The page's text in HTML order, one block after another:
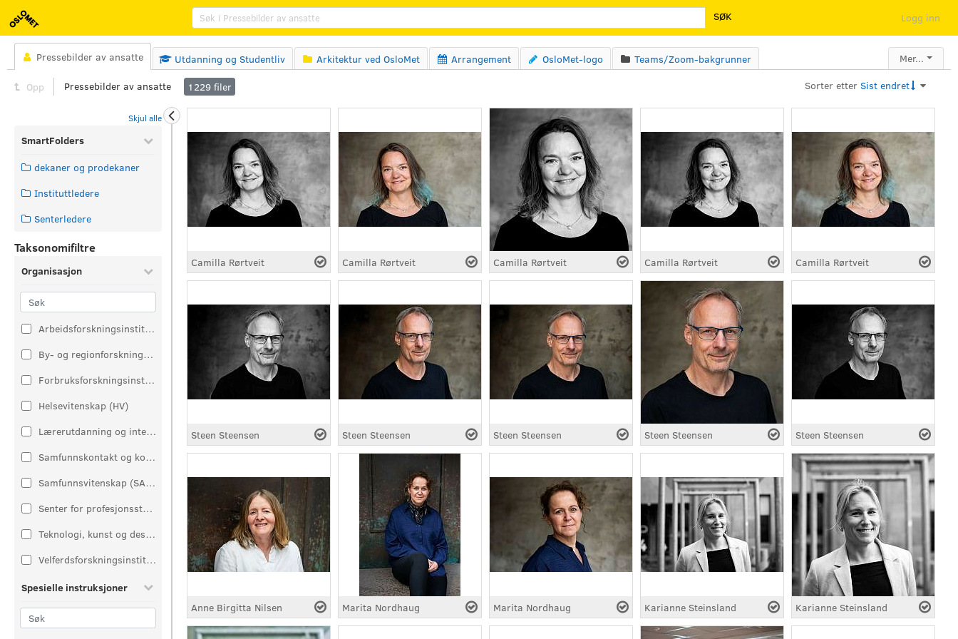
SØK Logg inn
 Pressebilder av ansatte  Utdanning og Studentliv  Arkitektur ved OsloMet  Arrangement  OsloMet-logo  Teams/Zoom-bakgrunner Mer...
Opp Pressebilder av ansatte 1229 filer Sorter etter Sist endret
Skjul alle
SmartFolders
dekaner og prodekaner
Instituttledere
Senterledere
Taksonomifiltre
Organisasjon
Arbeidsforskningsinstituttet (AFI)
By- og regionforskningsinstituttet (NIBR)
Forbruksforskningsinstituttet SIFO
Helsevitenskap (HV)
Lærerutdanning og internasjonale studier (LUI)
Samfunnskontakt og kommunikasjon
Samfunnsvitenskap (SAM)
Senter for profesjonsstudier
Teknologi, kunst og design
Velferdsforskningsinstituttet (NOVA)
Spesielle instruksjoner
Camilla Rørtveit Camilla Rørtveit Camilla Rørtveit Camilla Rørtveit Camilla Rørtveit
Steen Steensen Steen Steensen Steen Steensen Steen Steensen Steen Steensen
Anne Birgitta Nilsen Marita Nordhaug Marita Nordhaug Karianne Steinsland Karianne Steinsland